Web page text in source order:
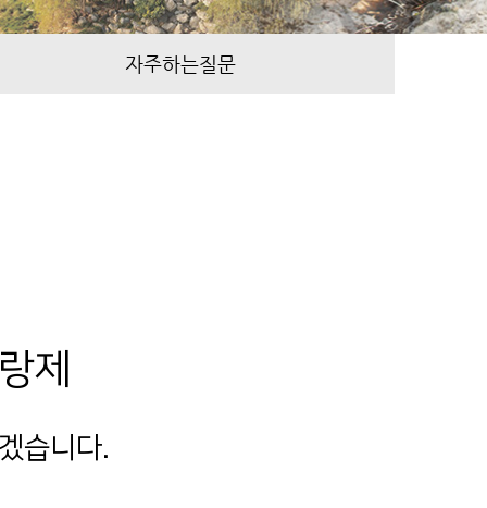
자주하는질문
제
습니다.